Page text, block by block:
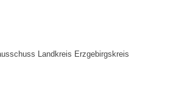
Landkreis Erzgebirgskreis